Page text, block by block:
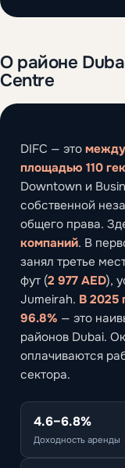
О районе
Centre
DIFC — это
площадью 110
Downtown и
собственной
общего права.
компаний. В
занял третье
фут (2 977 AED),
Jumeirah. В 2025
96.8% — это
районов Dubai.
оплачиваются
сектора.
4.6–6.8%
Доходность аренды